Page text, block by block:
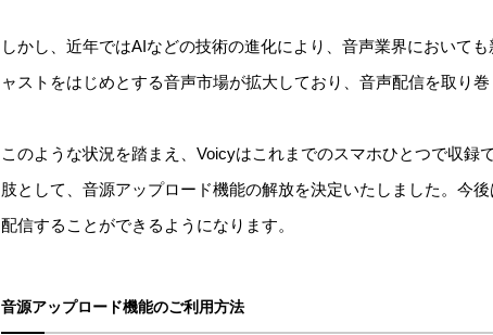
しかし、近年ではAIなどの技術の進化により、音声業界において
ャストをはじめとする音声市場が拡大しており、音声配信を取り巻
このような状況を踏まえ、Voicyはこれまでのスマホひとつで収録
肢として、音源アップロード機能の解放を決定いたしました。今
配信することができるようになります。
音源アップロード機能のご利用方法